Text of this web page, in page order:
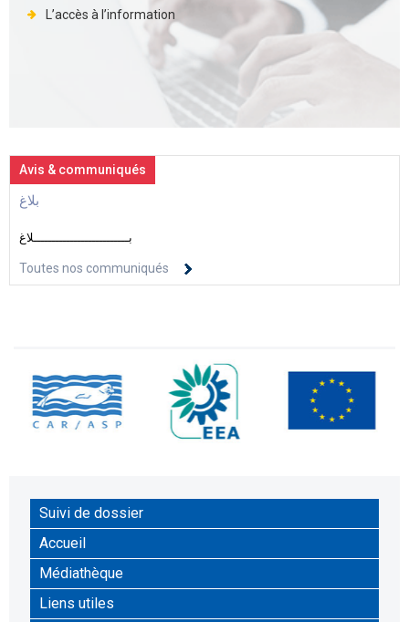
L’accès à l’information
Avis & communiqués
بلاغ
بــــــــــــــــــــــــــلاغ
Toutes nos communiqués
Suivi de dossier
Accueil
Médiathèque
Liens utiles